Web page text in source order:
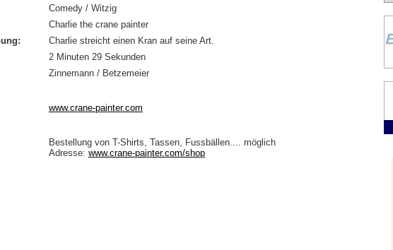
Comedy / Witzig
Charlie the crane painter
Charlie streicht einen Kran auf seine Art.
2 Minuten 29 Sekunden
Zinnemann / Betzemeier
www.crane-painter.com
Bestellung von T-Shirts, Tassen, Fussbällen.... möglich
Adresse: www.crane-painter.com/shop